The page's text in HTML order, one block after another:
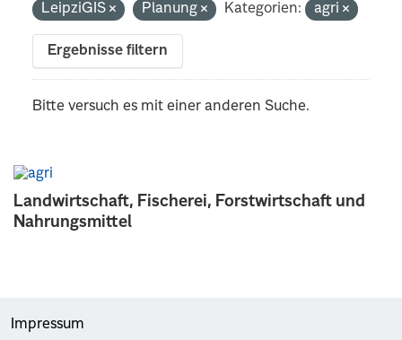
Landwirtschaft, Fischerei, Forstwirtschaft und
Nahrungsmittel
LeipziGIS
Planung Kategorien: agri
Ergebnisse filtern
Bitte versuch es mit einer anderen Suche.
Impressum